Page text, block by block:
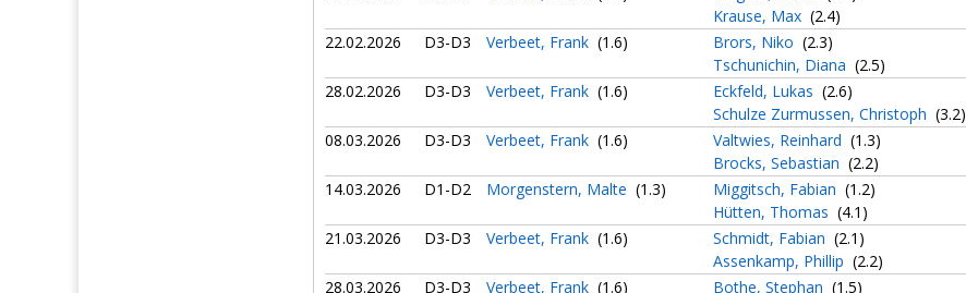
Krause, Max (2.4)
22.02.2026 D3-D3 Verbeet, Frank (1.6) Brors, Niko (2.3)
Tschunichin, Diana (2.5)
28.02.2026 D3-D3 Verbeet, Frank (1.6) Eckfeld, Lukas (2.6)
Schulze Zurmussen, Christoph (3.2)
08.03.2026 D3-D3 Verbeet, Frank (1.6) Valtwies, Reinhard (1.3)
Brocks, Sebastian (2.2)
14.03.2026 D1-D2 Morgenstern, Malte (1.3) Miggitsch, Fabian (1.2)
Hütten, Thomas (4.1)
21.03.2026 D3-D3 Verbeet, Frank (1.6) Schmidt, Fabian (2.1)
Assenkamp, Phillip (2.2)
28.03.2026 D3-D3 Verbeet, Frank (1.6) Bothe, Stephan (1.5)